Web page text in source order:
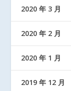
2020 年 3 月
2020 年 2 月
2020 年 1 月
2019 年 12 月